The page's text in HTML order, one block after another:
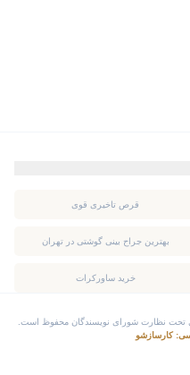
قرص تاخیری قوی
بهترین جراح بینی گوشتی در تهران
خرید ساورکرات
کارسازشو